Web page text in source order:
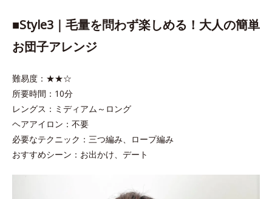
■Style3｜毛量を問わず楽しめる！大人の簡単
お団子アレンジ
難易度：★★☆
所要時間：10分
レングス：ミディアム～ロング
ヘアアイロン：不要
必要なテクニック：三つ編み、ロープ編み
おすすめシーン：お出かけ、デート